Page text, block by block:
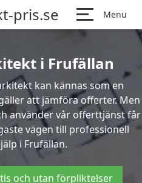
pris.se Menu
i Frufällan
kan kännas som en
att jämföra offerter. Men
använder vår offerttjänst får
vägen till professionell
i Frufällan.
och utan förpliktelser